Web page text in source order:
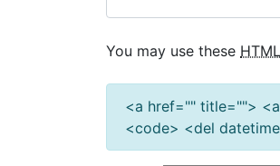
You may use these HTML
<a href="" title="">
<code> <del